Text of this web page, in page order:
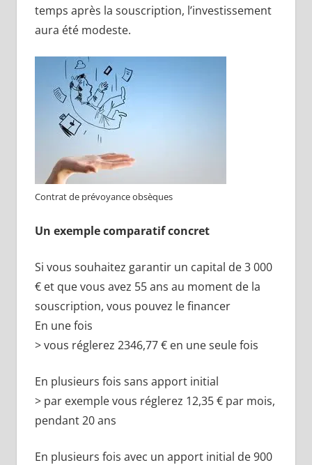
temps après la souscription, l’investissement
aura été modeste.
Contrat de prévoyance obsèques
Un exemple comparatif concret
Si vous souhaitez garantir un capital de 3 000
€ et que vous avez 55 ans au moment de la
souscription, vous pouvez le financer
En une fois
> vous réglerez 2346,77 € en une seule fois
En plusieurs fois sans apport initial
> par exemple vous réglerez 12,35 € par mois,
pendant 20 ans
En plusieurs fois avec un apport initial de 900